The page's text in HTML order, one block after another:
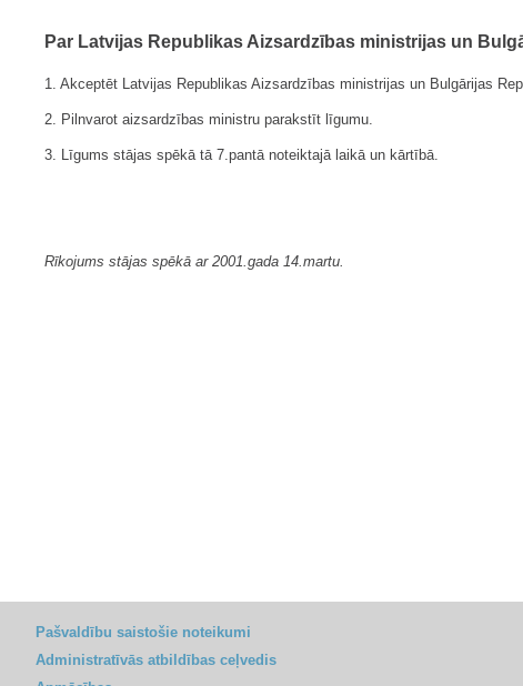
Par Latvijas Republikas Aizsardzības ministrijas un
1. Akceptēt Latvijas Republikas Aizsardzības ministrijas un Bulgārijas
2. Pilnvarot aizsardzības ministru parakstīt līgumu.
3. Līgums stājas spēkā tā 7.pantā noteiktajā laikā un kārtībā.
Rīkojums stājas spēkā ar 2001.gada 14.martu.
Pašvaldību saistošie noteikumi
Administratīvās atbildības ceļvedis